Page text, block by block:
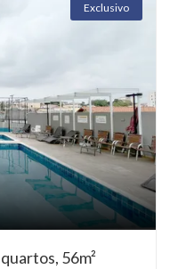
Exclusivo
56m²